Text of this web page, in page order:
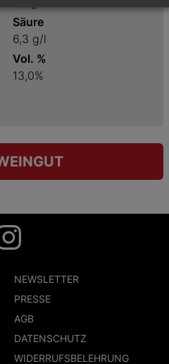
Säure
6,3 g/l
Vol. %
13,0%
NEWSLETTER
PRESSE
AGB
DATENSCHUTZ
WIDERRUFSBELEHRUNG